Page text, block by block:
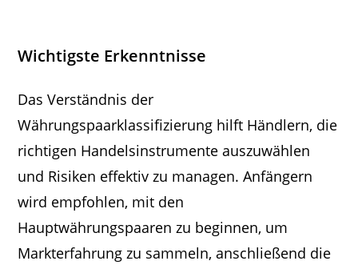
Wichtigste Erkenntnisse
Das Verständnis der
Währungspaarklassifizierung hilft Händlern, die
richtigen Handelsinstrumente auszuwählen
und Risiken effektiv zu managen. Anfängern
wird empfohlen, mit den
Hauptwährungspaaren zu beginnen, um
Markterfahrung zu sammeln, anschließend die